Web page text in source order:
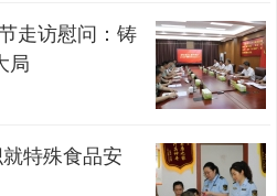
走访慰问：铸
局
特殊食品安